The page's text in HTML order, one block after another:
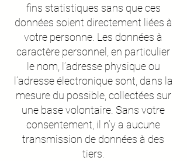
fins statistiques sans que ces
données soient directement liées à
votre personne. Les données à
caractère personnel, en particulier
le nom, l’adresse physique ou
l’adresse électronique sont, dans la
mesure du possible, collectées sur
une base volontaire. Sans votre
consentement, il n’y a aucune
transmission de données à des
tiers.